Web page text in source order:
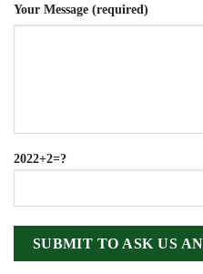
Your Message (required)
2022+2=?